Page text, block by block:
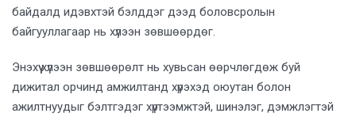
байдалд идэвхтэй бэлддэг дээд боловсролын
байгууллагаар нь хүлээн зөвшөөрдөг.
Энэхүү хүлээн зөвшөөрөлт нь хувьсан өөрчлөгдөж буй
дижитал орчинд амжилтанд хүрэхэд оюутан болон
ажилтнуудыг бэлтгэдэг хүртээмжтэй, шинэлэг, дэмжлэгтэй